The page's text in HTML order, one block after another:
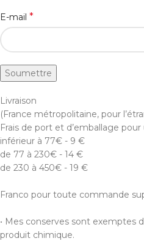
E-mail *
Livraison
(France métropolitaine, pour
Frais de port et d’emballage pour
inférieur à 77€ - 9 €
de 77 à 230€ - 14 €
de 230 à 450€ - 19 €
Franco pour toute commande
• Mes conserves sont exemptes
produit chimique.